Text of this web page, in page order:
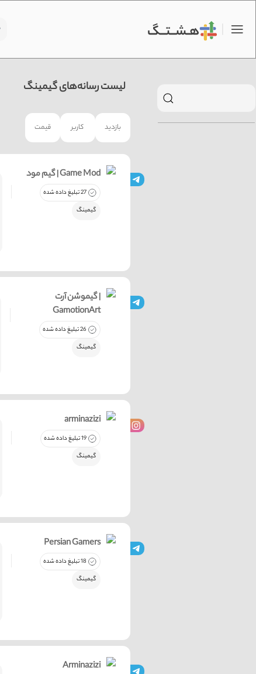
لیست رسانه‌های گیمینگ
قیمت کاربر بازدید
گیم مود | Game Mod
27 تبلیغ داده شده
گیمینگ
گیموشن آرت |
GamotionArt
26 تبلیغ داده شده
گیمینگ
arminazizi
19 تبلیغ داده شده
گیمینگ
Persian Gamers
18 تبلیغ داده شده
گیمینگ
Arminazizi